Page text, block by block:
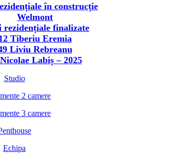
în construcție
Welmont
rezidențiale finalizate
Tiberiu Eremia
Liviu Rebreanu
Labiș – 2025
Studio
2 camere
3 camere
Echipa